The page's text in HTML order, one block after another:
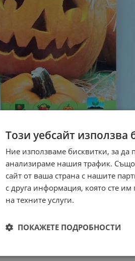
Този уебсайт използва
Ние използваме бисквитки, за
анализираме нашия трафик.
сайт от ваша страна с нашите
с друга информация, която сте
на техните услуги.
ПОКАЖЕТЕ ПОДРОБНОСТИ